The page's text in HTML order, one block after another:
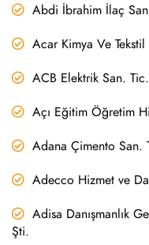
Abdi İbrahim İlaç
Acar Kimya Ve
ACB Elektrik San.
Açı Eğitim Öğretim
Adana Çimento San.
Adecco Hizmet ve
Adisa Danışmanlık
Şti.